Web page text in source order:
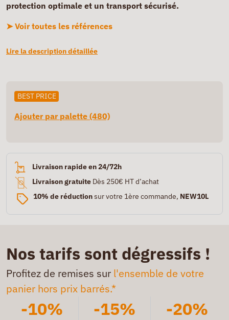
protection optimale et un transport sécurisé.
➤ Voir toutes les références
Lire la description détaillée
BEST PRICE
Ajouter par palette (480)
Livraison rapide en 24/72h
Livraison gratuite Dès 250€ HT d’achat
10% de réductionsur votre 1ère commande, NEW10L
Nos tarifs sont dégressifs !
Profitez de remises sur l'ensemble de votre
panier hors prix barrés.*
-10% -15% -20%